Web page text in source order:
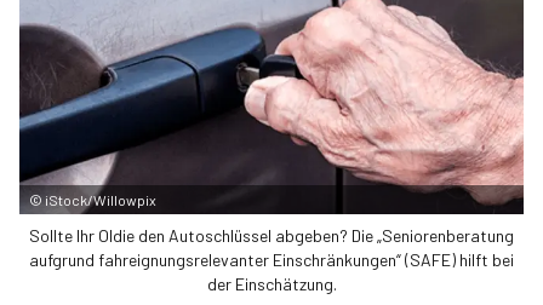
© iStock/Willowpix
Sollte Ihr Oldie den Autoschlüssel ab­geben? Die „Seniorenberatung
aufgrund fahreignungsrelevanter Einschränkungen“ (SAFE) hilft bei
der Einschätzung.